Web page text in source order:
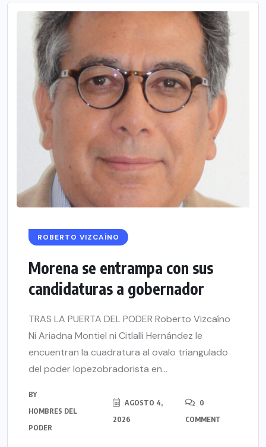
ROBERTO VIZCAÍNO
Morena se entrampa con sus
candidaturas a gobernador
TRAS LA PUERTA DEL PODER Roberto Vizcaíno
Ni Ariadna Montiel ni Citlalli Hernández le
encuentran la cuadratura al ovalo triangulado
del poder lopezobradorista en...
BY
HOMBRES DEL
PODER
AGOSTO 4,
2026
0
COMMENT